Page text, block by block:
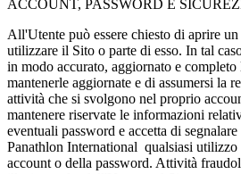
ACCOUNT, PASSWORD E
All'Utente può essere chiesto di aprire
utilizzare il Sito o parte di esso. In tal
in modo accurato, aggiornato e
mantenerle aggiornate e di assumersi la
attività che si svolgono nel proprio
mantenere riservate le informazioni
eventuali password e accetta di
Panathlon International qualsiasi
account o della password. Attività